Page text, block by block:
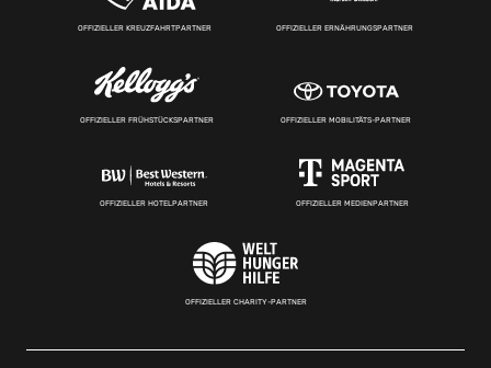
OFFIZIELLER KREUZFAHRTPARTNER OFFIZIELLER ERNÄHRUNGSPARTNER
OFFIZIELLER FRÜHSTÜCKSPARTNER OFFIZIELLER MOBILITÄTS-PARTNER
OFFIZIELLER HOTELPARTNER OFFIZIELLER MEDIENPARTNER
OFFIZIELLER CHARITY-PARTNER